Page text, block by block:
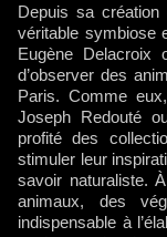
Depuis sa
véritable symbiose
Eugène Delacroix
d’observer des
Paris. Comme
Joseph Redouté
profité des
stimuler leur
savoir naturaliste.
animaux, des
indispensable à